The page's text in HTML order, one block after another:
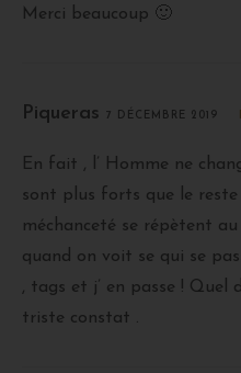
Merci beaucoup 🙂
Piqueras 7 DÉCEMBRE 2019
En fait , l’ Homme ne
sont plus forts que le
méchanceté se répètent
quand on voit se qui se
, tags et j’ en passe !
triste constat .